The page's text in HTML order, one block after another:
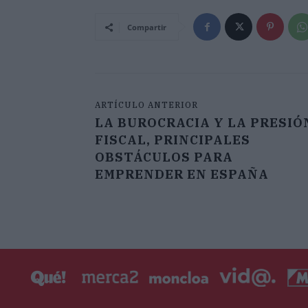
Compartir
ARTÍCULO ANTERIOR
LA BUROCRACIA Y LA
FISCAL, PRINCIPALES
OBSTÁCULOS PARA
EMPRENDER EN ESPAÑA